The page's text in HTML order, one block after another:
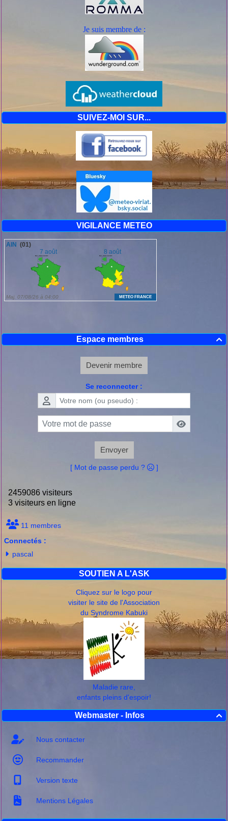
Je suis membre de :
SUIVEZ-MOI SUR...
VIGILANCE METEO

Espace membres
Devenir membre
Se reconnecter :
Envoyer
[ Mot de passe perdu ? ]
2459086 visiteurs
3 visiteurs en ligne
11 membres
Connectés :
pascal
SOUTIEN A L'ASK
Cliquez sur le logo pour
visiter le site de l'Association
du Syndrome Kabuki
Maladie rare,
enfants pleins d'espoir!

Webmaster - Infos
Nous contacter
Recommander
Version texte
Mentions Légales